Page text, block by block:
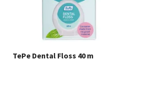
TePe Dental Floss 40 m